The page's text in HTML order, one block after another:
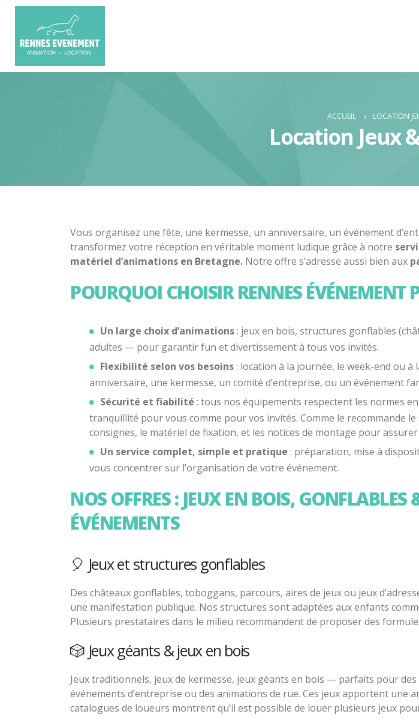
ACCUEIL LOCATION
Location Jeux
Vous organisez une fête, une kermesse, un anniversaire, un événement
transformez votre réception en véritable moment ludique grâce à notre
matériel d’animations en Bretagne. Notre offre s’adresse aussi bien aux
POURQUOI CHOISIR RENNES
Un large choix d’animations: jeux en bois, structures gonflables
adultes — pour garantir fun et divertissement à tous vos invités.
Flexibilité selon vos besoins: location à la journée, le week-end ou
anniversaire, une kermesse, un comité d’entreprise, ou un événement
Sécurité et fiabilité : tous nos équipements respectent les normes
tranquillité pour vous comme pour vos invités. Comme le recommande
consignes, le matériel de fixation, et les notices de montage pour
Un service complet, simple et pratique : préparation, mise à
vous concentrer sur l’organisation de votre événement.
NOS OFFRES : JEUX EN BOIS,
ÉVÉNEMENTS
🎈 Jeux et structures gonflables
Des châteaux gonflables, toboggans, parcours, aires de jeux ou jeux
une manifestation publique. Nos structures sont adaptées aux enfants
Plusieurs prestataires dans le milieu recommandent de proposer des
🎲 Jeux géants & jeux en bois
Jeux traditionnels, jeux de kermesse, jeux géants en bois — parfaits pour
événements d’entreprise ou des animations de rue. Ces jeux apportent une
catalogues de loueurs montrent qu’il est possible de louer plusieurs jeux